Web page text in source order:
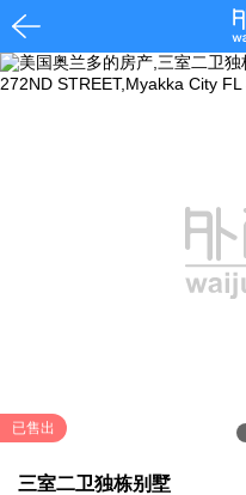
已售出
三室二卫独栋别墅